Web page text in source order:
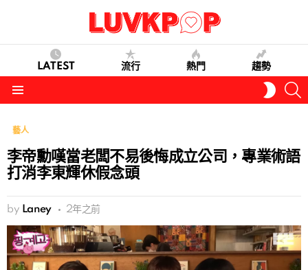
LATEST 流行 熱門 趨勢
SKIN
藝人
李帝勳嘆當老闆不易後悔成立公司，專業術語
打消李東輝休假念頭
by Laney 2年之前